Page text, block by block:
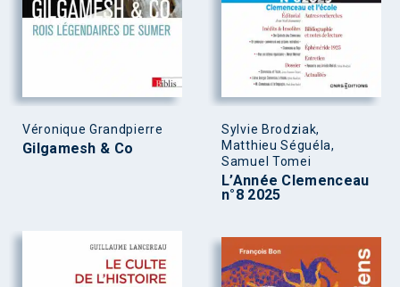
Véronique Grandpierre
Gilgamesh & Co
Sylvie Brodziak,
Matthieu Séguéla,
Samuel Tomei
L’Année Clemenceau
n°8 2025